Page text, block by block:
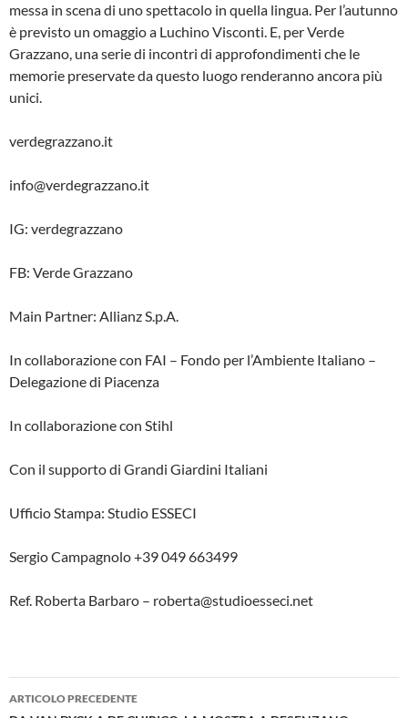
messa in scena di uno spettacolo in quella lingua. Per l’autunno
è previsto un omaggio a Luchino Visconti. E, per Verde
Grazzano, una serie di incontri di approfondimenti che le
memorie preservate da questo luogo renderanno ancora più
unici.
verdegrazzano.it
info@verdegrazzano.it
IG: verdegrazzano
FB: Verde Grazzano
Main Partner: Allianz S.p.A.
In collaborazione con FAI – Fondo per l’Ambiente Italiano –
Delegazione di Piacenza
In collaborazione con Stihl
Con il supporto di Grandi Giardini Italiani
Ufficio Stampa: Studio ESSECI
Sergio Campagnolo +39 049 663499
Ref. Roberta Barbaro – roberta@studioesseci.net
Navigazione
ARTICOLO PRECEDENTE